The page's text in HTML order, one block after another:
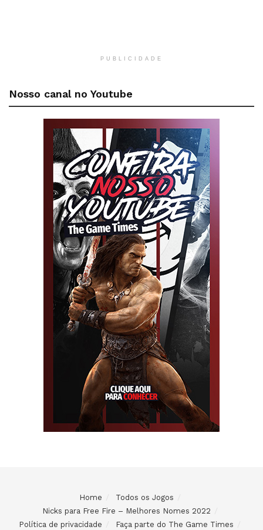
PUBLICIDADE
Nosso canal no Youtube
Home
Todos os Jogos
Nicks para Free Fire – Melhores Nomes 2022
Política de privacidade
Faça parte do The Game Times